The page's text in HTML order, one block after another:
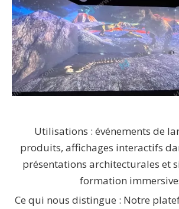
Utilisations : événements de
produits, affichages interactifs
présentations architecturales et
formation
Ce qui nous distingue : Notre